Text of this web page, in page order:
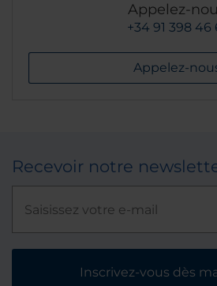
Appelez-
+34 91 398 46
Appelez-
Recevoir notre
Inscrivez-vous dès